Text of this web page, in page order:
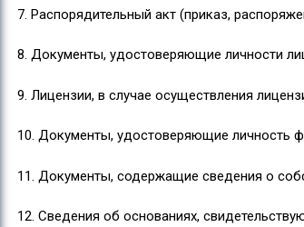
7. Распорядительный акт (приказ,
8. Документы, удостоверяющие личности
9. Лицензии, в случае осуществления
10. Документы, удостоверяющие личность
11. Документы, содержащие сведения о
12. Сведения об основаниях,